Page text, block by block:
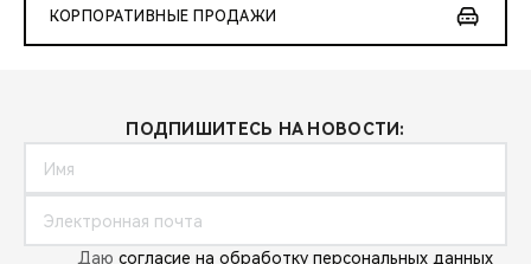
КОРПОРАТИВНЫЕ ПРОДАЖИ
ПОДПИШИТЕСЬ НА НОВОСТИ:
Даю согласие на обработку персональных данных